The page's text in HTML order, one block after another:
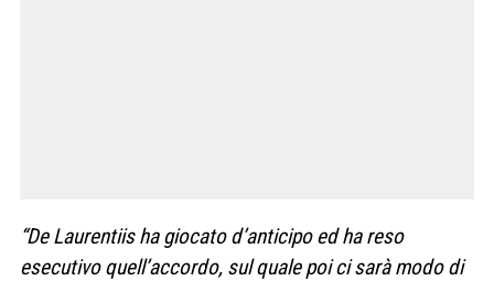
“De Laurentiis ha giocato d’anticipo ed ha reso
esecutivo quell’accordo, sul quale poi ci sarà modo di